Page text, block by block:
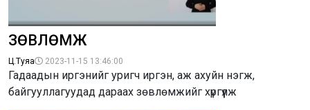
ЗӨВЛӨМЖ
Ц.Туяа 2023-11-15 13:46:00
Гадаадын иргэнийг уригч иргэн, аж ахуйн нэгж,
байгууллагуудад дараах зөвлөмжийг хүргүүлж